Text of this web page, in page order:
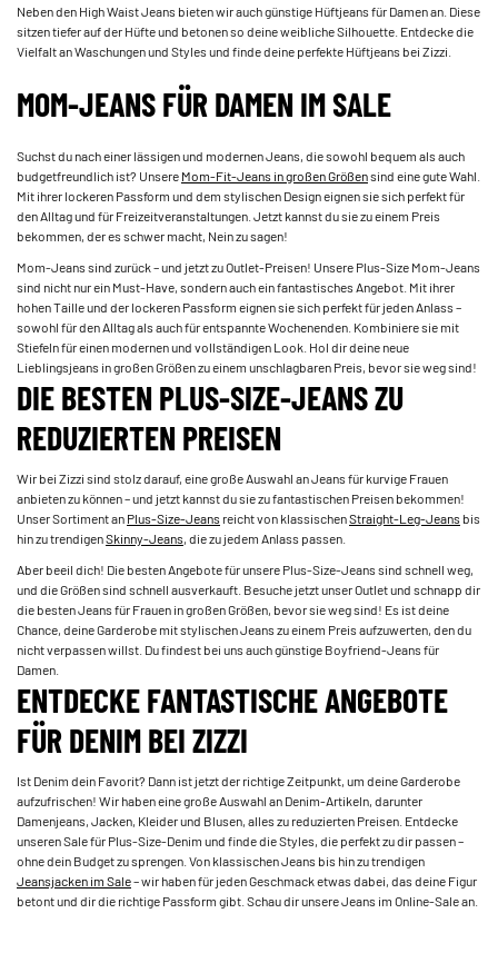
Neben den High Waist Jeans bieten wir auch günstige Hüftjeans für Damen an. Diese
sitzen tiefer auf der Hüfte und betonen so deine weibliche Silhouette. Entdecke die
Vielfalt an Waschungen und Styles und finde deine perfekte Hüftjeans bei Zizzi.
MOM-JEANS FÜR DAMEN IM SALE
Suchst du nach einer lässigen und modernen Jeans, die sowohl bequem als auch
budgetfreundlich ist? UnsereMom-Fit-Jeans in großen Größensind eine gute Wahl.
Mit ihrer lockeren Passform und dem stylischen Design eignen sie sich perfekt für
den Alltag und für Freizeitveranstaltungen. Jetzt kannst du sie zu einem Preis
bekommen, der es schwer macht, Nein zu sagen!
Mom-Jeans sind zurück – und jetzt zu Outlet-Preisen! Unsere Plus-Size Mom-Jeans
sind nicht nur ein Must-Have, sondern auch ein fantastisches Angebot. Mit ihrer
hohen Taille und der lockeren Passform eignen sie sich perfekt für jeden Anlass –
sowohl für den Alltag als auch für entspannte Wochenenden. Kombiniere sie mit
Stiefeln für einen modernen und vollständigen Look. Hol dir deine neue
Lieblingsjeans in großen Größen zu einem unschlagbaren Preis, bevor sie weg sind!
DIE BESTEN PLUS-SIZE-JEANS ZU
REDUZIERTEN PREISEN
Wir bei Zizzi sind stolz darauf, eine große Auswahl an Jeans für kurvige Frauen
anbieten zu können – und jetzt kannst du sie zu fantastischen Preisen bekommen!
Unser Sortiment anPlus-Size-Jeansreicht von klassischenStraight-Leg-Jeansbis
hin zu trendigenSkinny-Jeans, die zu jedem Anlass passen.
Aber beeil dich! Die besten Angebote für unsere Plus-Size-Jeans sind schnell weg,
und die Größen sind schnell ausverkauft. Besuche jetzt unser Outlet und schnapp dir
die besten Jeans für Frauen in großen Größen, bevor sie weg sind! Es ist deine
Chance, deine Garderobe mit stylischen Jeans zu einem Preis aufzuwerten, den du
nicht verpassen willst. Du findest bei uns auch günstige Boyfriend-Jeans für
Damen.
ENTDECKE FANTASTISCHE ANGEBOTE
FÜR DENIM BEI ZIZZI
Ist Denim dein Favorit? Dann ist jetzt der richtige Zeitpunkt, um deine Garderobe
aufzufrischen! Wir haben eine große Auswahl an Denim-Artikeln, darunter
Damenjeans, Jacken, Kleider und Blusen, alles zu reduzierten Preisen. Entdecke
unseren Sale für Plus-Size-Denim und finde die Styles, die perfekt zu dir passen –
ohne dein Budget zu sprengen. Von klassischen Jeans bis hin zu trendigen
Jeansjacken im Sale– wir haben für jeden Geschmack etwas dabei, das deine Figur
betont und dir die richtige Passform gibt. Schau dir unsere Jeans im Online-Sale an.